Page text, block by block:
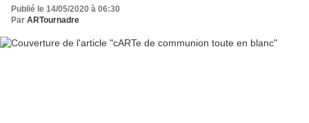
Publié le 14/05/2020 à 06:30
Par ARTournadre